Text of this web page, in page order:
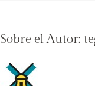
Sobre el Autor: